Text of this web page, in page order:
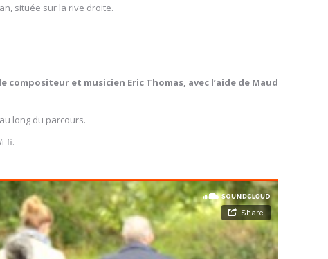
située sur la rive droite.
et musicien Eric Thomas, avec l’aide de Maud
long du parcours.
fi.